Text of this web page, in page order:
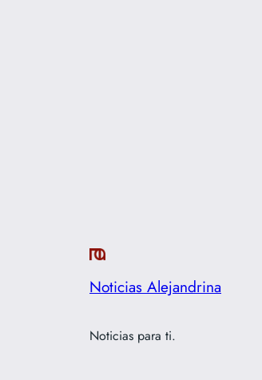
Noticias Alejandrina
Noticias para ti.